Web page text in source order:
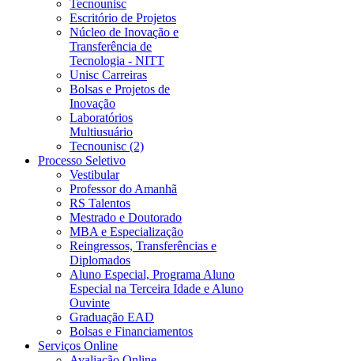
Tecnounisc
Escritório de Projetos
Núcleo de Inovação e
Transferência de
Tecnologia - NITT
Unisc Carreiras
Bolsas e Projetos de
Inovação
Laboratórios
Multiusuário
Tecnounisc (2)
Processo Seletivo
Vestibular
Professor do Amanhã
RS Talentos
Mestrado e Doutorado
MBA e Especialização
Reingressos, Transferências e
Diplomados
Aluno Especial, Programa Aluno
Especial na Terceira Idade e Aluno
Ouvinte
Graduação EAD
Bolsas e Financiamentos
Serviços Online